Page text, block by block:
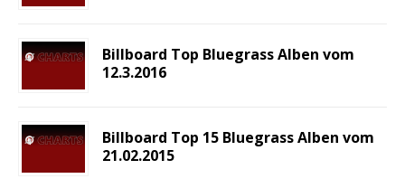
Billboard Top Bluegrass Alben vom
12.3.2016
Billboard Top 15 Bluegrass Alben vom
21.02.2015